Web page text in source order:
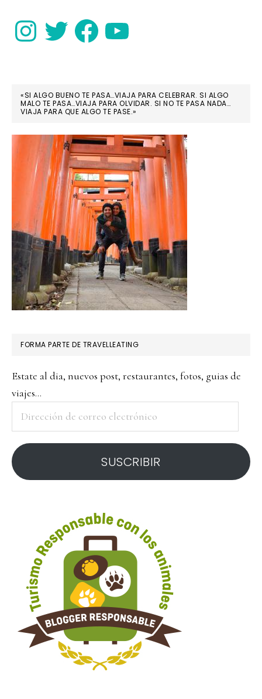
InstagramTwitter FacebookYouTube
«SI ALGO BUENO TE PASA…VIAJA PARA CELEBRAR. SI ALGO
MALO TE PASA…VIAJA PARA OLVIDAR. SI NO TE PASA NADA…
VIAJA PARA QUE ALGO TE PASE.»
FORMA PARTE DE TRAVELLEATING
Estate al dia, nuevos post, restaurantes, fotos, guias de
viajes...
correo
electrónico
SUSCRIBIR